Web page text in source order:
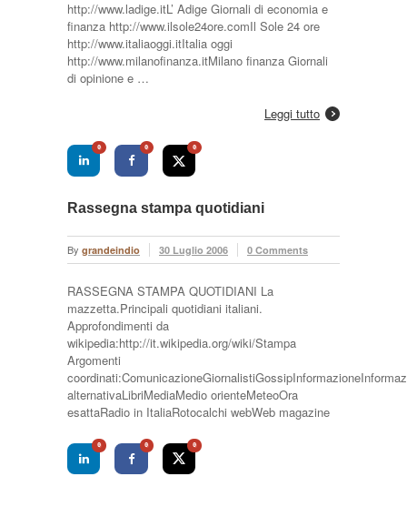
http://www.ladige.itL’ Adige Giornali di economia e
finanza http://www.ilsole24ore.comIl Sole 24 ore
http://www.italiaoggi.itItalia oggi
http://www.milanofinanza.itMilano finanza Giornali
di opinione e …
Leggi tutto
0 0 0
Rassegna stampa quotidiani
By grandeindio 30 Luglio 2006 0 Comments
RASSEGNA STAMPA QUOTIDIANI La
mazzetta.Principali quotidiani italiani.
Approfondimenti da
wikipedia:http://it.wikipedia.org/wiki/Stampa
Argomenti
alternativaLibriMediaMedio orienteMeteoOra
esattaRadio in ItaliaRotocalchi webWeb magazine
0 0 0